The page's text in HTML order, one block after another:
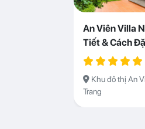
An Viên Villa
Tiết & Cách
Abogo
Khu đô thị An
Trang